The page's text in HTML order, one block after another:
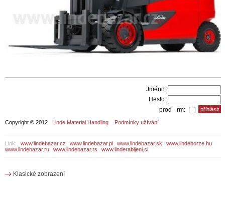
Jméno:
Heslo:
prod - rm:
Copyright © 2012 Linde Material Handling Podmínky užívání
Link: www.lindebazar.cz www.lindebazar.pl www.lindebazar.sk
www.lindeborze.hu
www.lindebazar.ru
www.lindebazar.rs www.linderabljeni.si